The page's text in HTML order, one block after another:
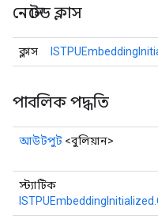
নেস্টেড ক্লাস
ক্লাস
পাবলিক পদ্ধতি
আউটপুট <বুলিয়ান>
স্ট্যাটিক